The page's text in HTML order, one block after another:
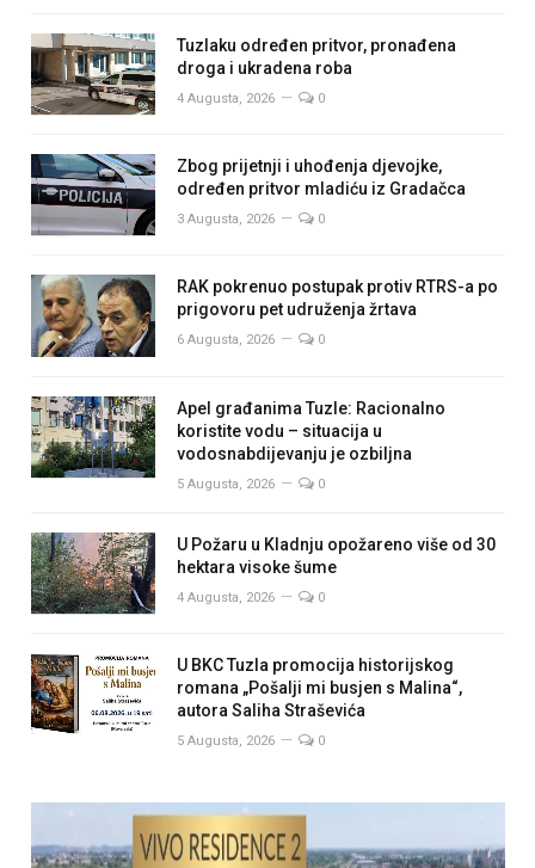
Tuzlaku određen pritvor, pronađena
droga i ukradena roba
4 Augusta, 2026 0
Zbog prijetnji i uhođenja djevojke,
određen pritvor mladiću iz Gradačca
3 Augusta, 2026 0
RAK pokrenuo postupak protiv RTRS-a po
prigovoru pet udruženja žrtava
6 Augusta, 2026 0
Apel građanima Tuzle: Racionalno
koristite vodu – situacija u
vodosnabdijevanju je ozbiljna
5 Augusta, 2026 0
U Požaru u Kladnju opožareno više od 30
hektara visoke šume
4 Augusta, 2026 0
U BKC Tuzla promocija historijskog
romana „Pošalji mi busjen s Malina“,
autora Saliha Straševića
5 Augusta, 2026 0